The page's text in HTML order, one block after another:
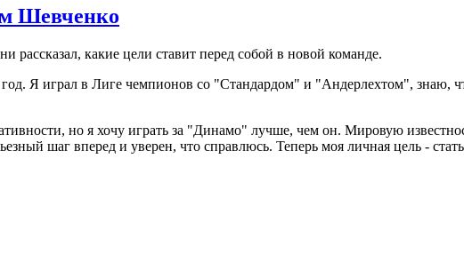
Шевченко
какие цели ставит перед собой в новой команде.
Я играл в Лиге чемпионов со "Стандардом" и "Андерлехтом", знаю,
но я хочу играть за "Динамо" лучше, чем он. Мировую
шаг вперед и уверен, что справлюсь. Теперь моя личная цель -